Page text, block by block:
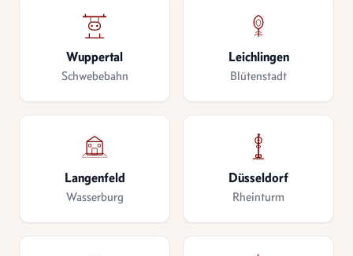
Wuppertal
Schwebebahn
Leichlingen
Blütenstadt
Langenfeld
Wasserburg
Düsseldorf
Rheinturm